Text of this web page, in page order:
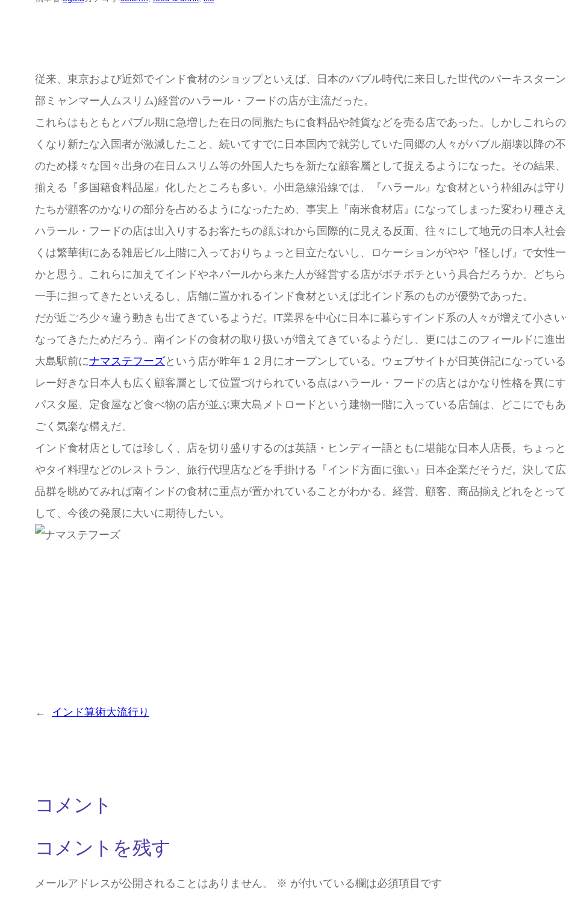
従来、東京および近郊でインド食材のショップといえば、日本のバブル時代に来日した世代のパーキスター
部ミャンマー人ムスリム)経営のハラール・フードの店が主流だった。
これらはもともとバブル期に急増した在日の同胞たちに食料品や雑貨などを売る店であった。しかしこれら
くなり新たな入国者が激減したこと、続いてすでに日本国内で就労していた同郷の人々がバブル崩壊以降の
のため様々な国々出身の在日ムスリム等の外国人たちを新たな顧客層として捉えるようになった。その結果
揃える『多国籍食料品屋』化したところも多い。小田急線沿線では、『ハラール』な食材という枠組みは守
たちが顧客のかなりの部分を占めるようになったため、事実上『南米食材店』になってしまった変わり種さえ
ハラール・フードの店は出入りするお客たちの顔ぶれから国際的に見える反面、往々にして地元の日本人社
くは繁華街にある雑居ビル上階に入っておりちょっと目立たないし、ロケーションがやや『怪しげ』で女性
かと思う。これらに加えてインドやネパールから来た人が経営する店がボチボチという具合だろうか。どち
一手に担ってきたといえるし、店舗に置かれるインド食材といえば北インド系のものが優勢であった。
だが近ごろ少々違う動きも出てきているようだ。IT業界を中心に日本に暮らすインド系の人々が増えて小さ
なってきたためだろう。南インドの食材の取り扱いが増えてきているようだし、更にはこのフィールドに進
大島駅前にナマステフーズという店が昨年１２月にオープンしている。ウェブサイトが日英併記になってい
レー好きな日本人も広く顧客層として位置づけられている点はハラール・フードの店とはかなり性格を異に
パスタ屋、定食屋など食べ物の店が並ぶ東大島メトロードという建物一階に入っている店舗は、どこにでも
ごく気楽な構えだ。
インド食材店としては珍しく、店を切り盛りするのは英語・ヒンディー語ともに堪能な日本人店長。ちょっ
やタイ料理などのレストラン、旅行代理店などを手掛ける『インド方面に強い』日本企業だそうだ。決して
品群を眺めてみれば南インドの食材に重点が置かれていることがわかる。経営、顧客、商品揃えどれをとっ
して、今後の発展に大いに期待したい。
← インド算術大流行り
コメント
コメントを残す
メールアドレスが公開されることはありません。 ※ が付いている欄は必須項目です